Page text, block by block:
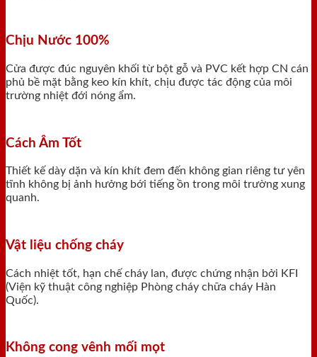
Chịu Nước 100%
Cửa được đúc nguyên khối từ bột gỗ và PVC kết hợp CN cán
phủ bề mặt bằng keo kín khít, chịu được tác động của môi
trường nhiệt đới nóng ẩm.
Cách Âm Tốt
Thiết kế dày dặn và kín khít đem đến không gian riêng tư yên
tĩnh không bị ảnh hưởng bới tiếng ồn trong môi trường xung
quanh.
Vật liệu chống cháy
Cách nhiệt tốt, hạn chế cháy lan, được chứng nhận bởi KFI
(Viện kỹ thuật công nghiệp Phòng cháy chữa cháy Hàn
Quốc).
Không cong vênh mối mọt